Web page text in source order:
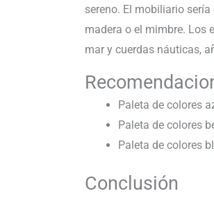
sereno. El mobiliario
madera o el mimbre. Los
mar y cuerdas náuticas,
Paleta de colores
Paleta de colores
Paleta de colores
Conclusión